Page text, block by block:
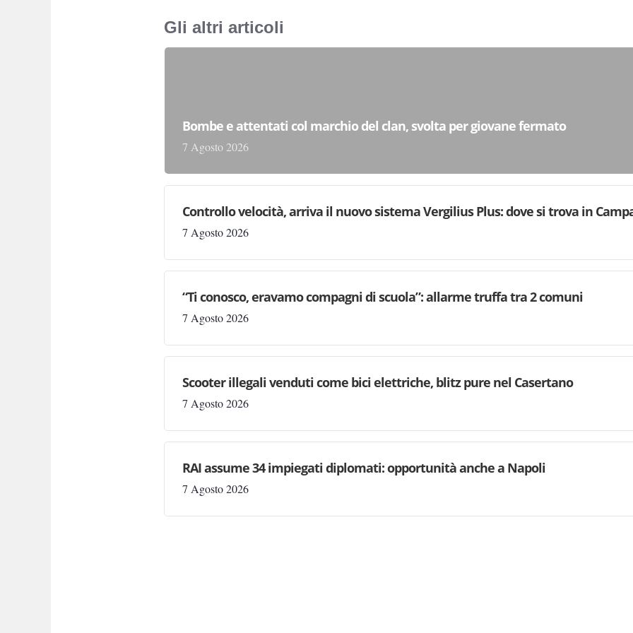
Gli altri articoli
Bombe e attentati col marchio del clan, svolta per giovane fermato
7 Agosto 2026
Controllo velocità, arriva il nuovo sistema Vergilius Plus: dove si trova in
7 Agosto 2026
“Ti conosco, eravamo compagni di scuola”: allarme truffa tra 2 comuni
7 Agosto 2026
Scooter illegali venduti come bici elettriche, blitz pure nel Casertano
7 Agosto 2026
RAI assume 34 impiegati diplomati: opportunità anche a Napoli
7 Agosto 2026